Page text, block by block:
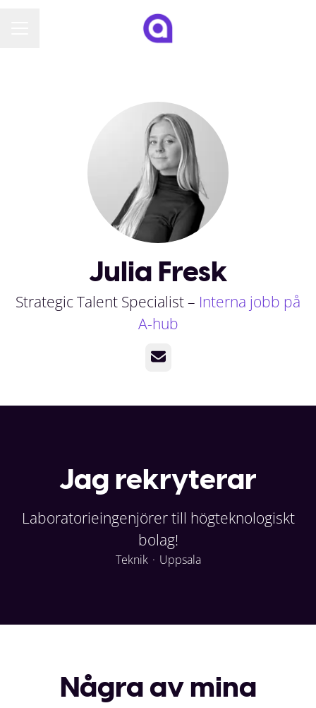
Julia Fresk
Strategic Talent Specialist – Interna jobb på
A-hub
E-post
Jag rekryterar
Laboratorieingenjörer till högteknologiskt
bolag!
Teknik · Uppsala
Några av mina